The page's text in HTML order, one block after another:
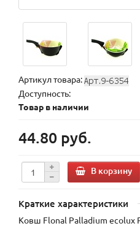
Артикул товара:
Доступность:
Товар в наличии
44.80 руб.
В корзину
Краткие характеристики
Ковш Flonal Palladium ecolux